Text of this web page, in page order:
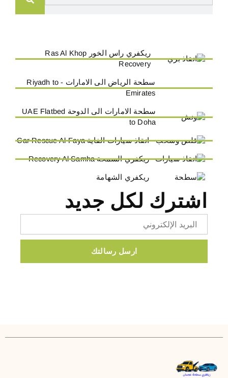
ريكفري راس الخور Ras Al Khop
Recovery
سطحة الرياض الى الامارات - Riyadh to
Emirates
سطحة الامارات الى الدوحة UAE Flatbed
to Doha
انقاذ سيارات الفاية Car Rescue Al-Faya
ريكفري السمحة Recovery Al Samha
ريكفري الشهامة
اشترك لكل جديد
ارسل رسالتك